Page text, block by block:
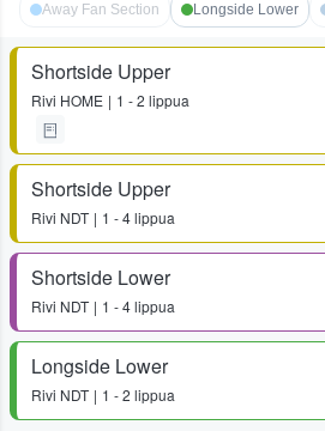
Away Fan Section Longside Lower
Shortside Upper
Rivi HOME 1 - 2 lippua
Shortside Upper
Rivi NDT 1 - 4 lippua
Shortside Lower
Rivi NDT 1 - 4 lippua
Longside Lower
Rivi NDT 1 - 2 lippua